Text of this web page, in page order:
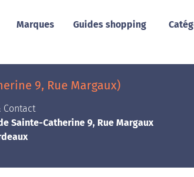
Marques Guides shopping
9, Rue Margaux)
Contact
Sainte-Catherine 9, Rue Margaux